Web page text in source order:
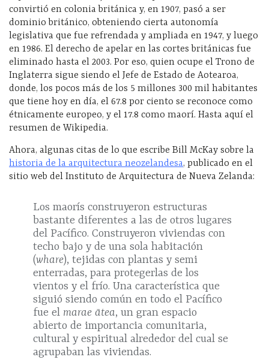
convirtió en colonia británica y, en 1907, pasó a ser
dominio británico, obteniendo cierta autonomía
legislativa que fue refrendada y ampliada en 1947, y luego
en 1986. El derecho de apelar en las cortes británicas fue
eliminado hasta el 2003. Por eso, quien ocupe el Trono de
Inglaterra sigue siendo el Jefe de Estado de Aotearoa,
donde, los pocos más de los 5 millones 300 mil habitantes
que tiene hoy en día, el 67.8 por ciento se reconoce como
étnicamente europeo, y el 17.8 como maorí. Hasta aquí el
resumen de Wikipedia.
Ahora, algunas citas de lo que escribe Bill McKay sobre la
historia de la arquitectura neozelandesa, publicado en el
sitio web del Instituto de Arquitectura de Nueva Zelanda:
Los maorís construyeron estructuras
bastante diferentes a las de otros lugares
del Pacífico. Construyeron viviendas con
techo bajo y de una sola habitación
(whare), tejidas con plantas y semi
enterradas, para protegerlas de los
vientos y el frío. Una característica que
siguió siendo común en todo el Pacífico
fue el marae ātea, un gran espacio
abierto de importancia comunitaria,
cultural y espiritual alrededor del cual se
agrupaban las viviendas.